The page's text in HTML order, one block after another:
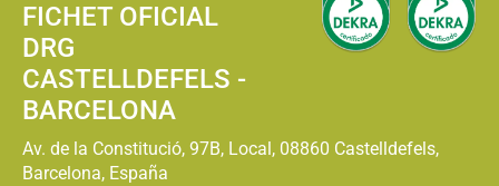
FICHET OFICIAL
DRG
CASTELLDEFELS -
BARCELONA
Av. de la Constitució, 97B, Local, 08860 Castelldefels,
Barcelona, España